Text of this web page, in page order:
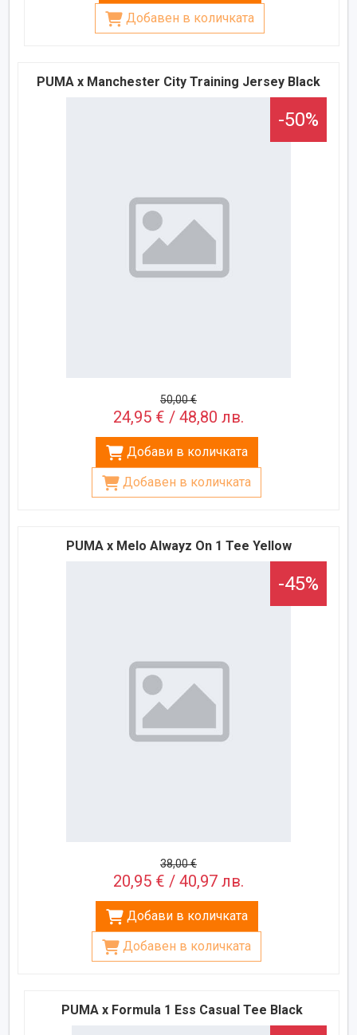
Добавен в количката
PUMA x Manchester City Training Jersey Black
-50%
50,00 €
24,95 € / 48,80 лв.
Добави в количката
Добавен в количката
PUMA x Melo Alwayz On 1 Tee Yellow
-45%
38,00 €
20,95 € / 40,97 лв.
Добави в количката
Добавен в количката
PUMA x Formula 1 Ess Casual Tee Black